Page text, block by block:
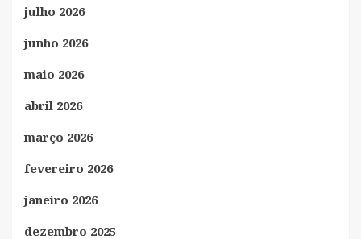
julho 2026
junho 2026
maio 2026
abril 2026
março 2026
fevereiro 2026
janeiro 2026
dezembro 2025